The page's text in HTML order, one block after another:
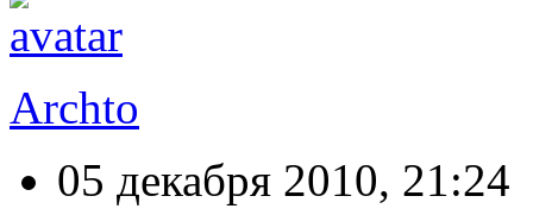
Archto
05 декабря 2010, 21:24